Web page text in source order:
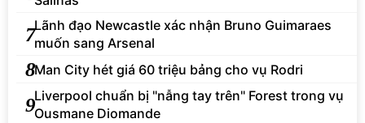
7Lãnh đạo Newcastle xác nhận Bruno Guimaraes
muốn sang Arsenal
8Man City hét giá 60 triệu bảng cho vụ Rodri
9Liverpool chuẩn bị "nẫng tay trên" Forest trong vụ
Ousmane Diomande